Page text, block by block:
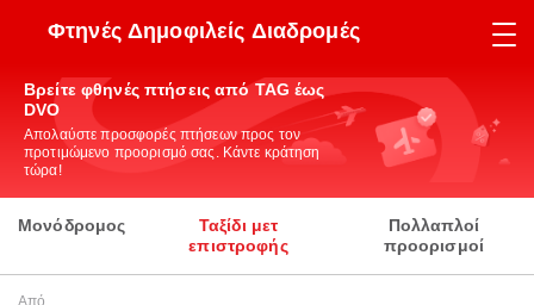
Φτηνές Δημοφιλείς Διαδρομές
Βρείτε φθηνές πτήσεις από TAG έως
DVO
Απολαύστε προσφορές πτήσεων προς τον
προτιμώμενο προορισμό σας. Κάντε κράτηση
τώρα!
Μονόδρομος
Ταξίδι μετ
επιστροφής
Πολλαπλοί
προορισμοί
Από